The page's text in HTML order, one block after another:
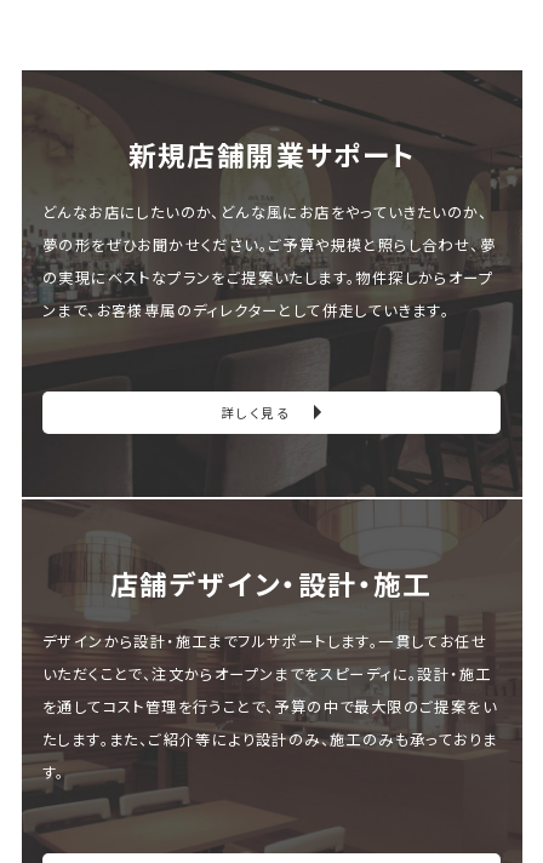
新規店舗開業サポート
どんなお店にしたいのか、どんな風にお店をやっていきたいのか、
夢の形をぜひお聞かせください。ご予算や規模と照らし合わせ、夢
の実現にベストなプランをご提案いたします。物件探しからオープ
ンまで、お客様専属のディレクターとして併走していきます。
詳しく見る
店舗デザイン・設計・施⼯
デザインから設計・施工までフルサポートします。一貫してお任せ
いただくことで、注文からオープンまでをスピーディに。設計・施工
を通してコスト管理を行うことで、予算の中で最大限のご提案をい
たします。また、ご紹介等により設計のみ、施工のみも承っておりま
す。